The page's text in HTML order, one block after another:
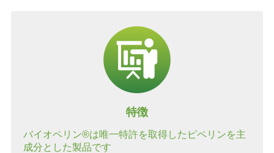
特徴
バイオペリン®は唯一特許を取得したピペリンを主
成分とした製品です